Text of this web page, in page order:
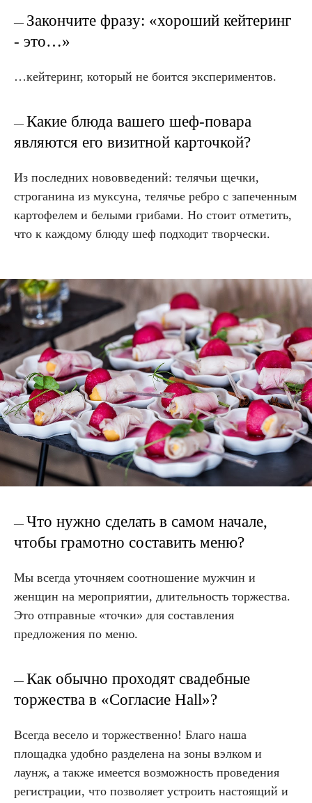
— Закончите фразу: «хороший кейтеринг
- это…»
…кейтеринг, который не боится экспериментов.
— Какие блюда вашего шеф-повара
являются его визитной карточкой?
Из последних нововведений: телячьи щечки,
строганина из муксуна, телячье ребро с запеченным
картофелем и белыми грибами. Но стоит отметить,
что к каждому блюду шеф подходит творчески.
— Что нужно сделать в самом начале,
чтобы грамотно составить меню?
Мы всегда уточняем соотношение мужчин и
женщин на мероприятии, длительность торжества.
Это отправные «точки» для составления
предложения по меню.
— Как обычно проходят свадебные
торжества в «Согласие Hall»?
Всегда весело и торжественно! Благо наша
площадка удобно разделена на зоны вэлком и
лаунж, а также имеется возможность проведения
регистрации, что позволяет устроить настоящий и